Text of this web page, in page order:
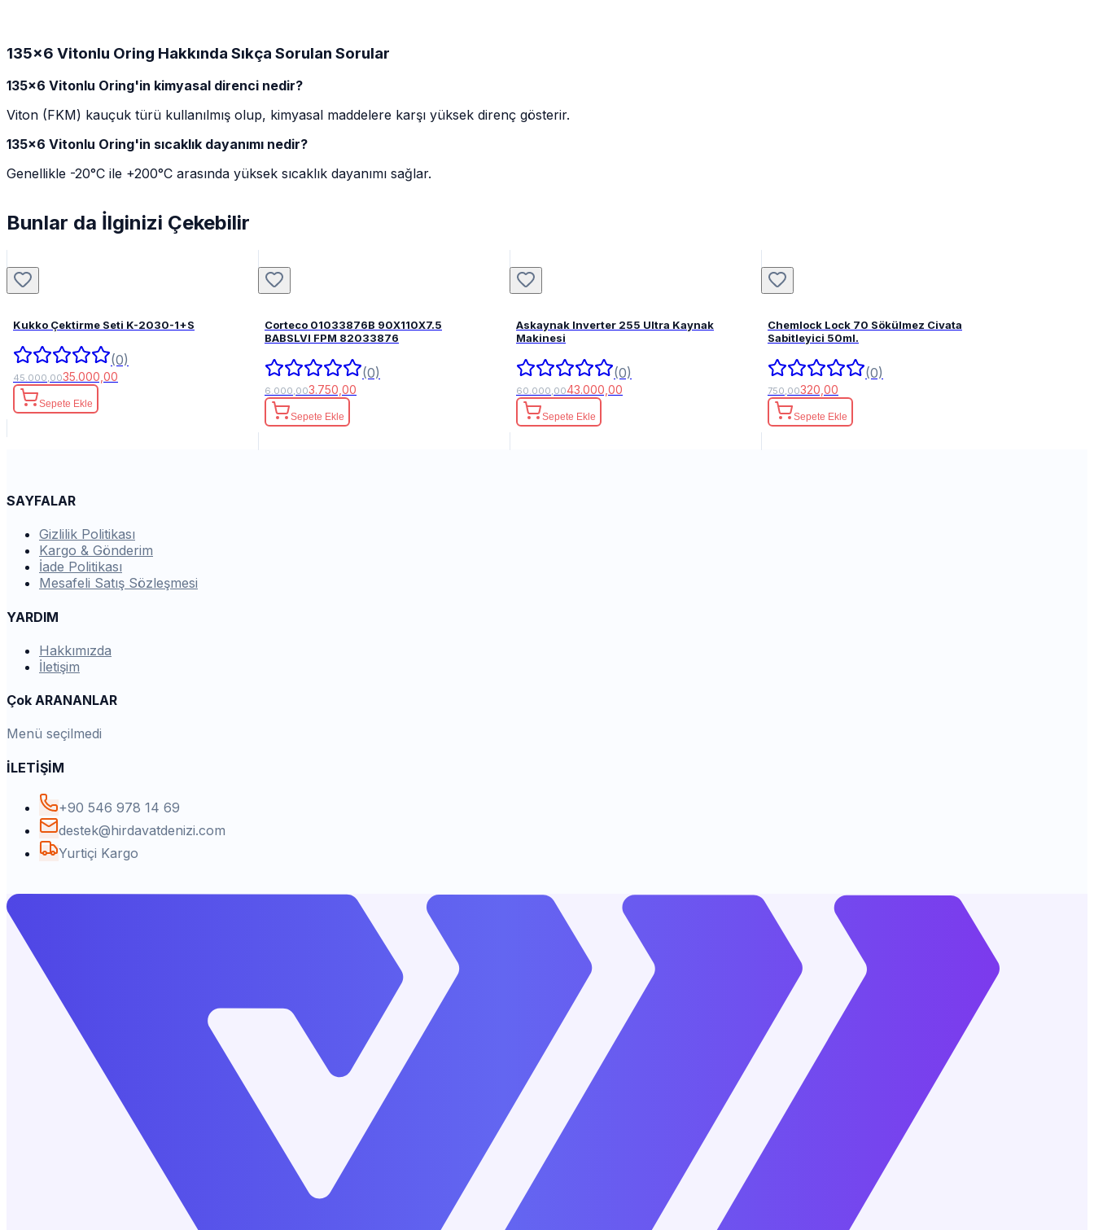
135x6 Vitonlu Oring Hakkında Sıkça Sorulan Sorular
135x6 Vitonlu Oring'in kimyasal direnci nedir?
Viton (FKM) kauçuk türü kullanılmış olup, kimyasal maddelere karşı yüksek direnç gösterir.
135x6 Vitonlu Oring'in sıcaklık dayanımı nedir?
Genellikle -20°C ile +200°C arasında yüksek sıcaklık dayanımı sağlar.
Bunlar da İlginizi Çekebilir
Kukko Çektirme Seti K-2030-1+S
(0)
45.000,0035.000,00
Sepete Ekle
Corteco 01033876B 90X110X7.5
BABSLVI FPM 82033876
(0)
6.000,003.750,00
Sepete Ekle
Askaynak Inverter 255 Ultra Kaynak
Makinesi
(0)
60.000,0043.000,00
Sepete Ekle
Chemlock Lock 70 Sökülmez Civata
Sabitleyici 50ml.
(0)
750,00320,00
Sepete Ekle
SAYFALAR
Gizlilik Politikası
Kargo & Gönderim
İade Politikası
Mesafeli Satış Sözleşmesi
YARDIM
Hakkımızda
İletişim
Çok ARANANLAR
Menü seçilmedi
İLETİŞİM
+90 546 978 14 69
destek@hirdavatdenizi.com
Yurtiçi Kargo